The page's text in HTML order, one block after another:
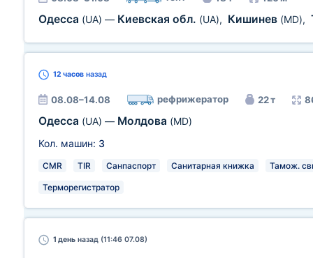
Одесса (UA) — Киевская обл. (UA), Кишинев (MD),
12 часов назад
08.08–14.08 рефрижератор 22 т
Одесса (UA) — Молдова (MD)
Кол. машин: 3
CMR TIR Санпаспорт Санитарная книжка Тамож.
Терморегистратор
1 день назад (11:46 07.08)